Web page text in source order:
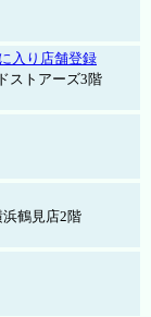
入り店舗登録
ストアーズ3階
鶴見店2階